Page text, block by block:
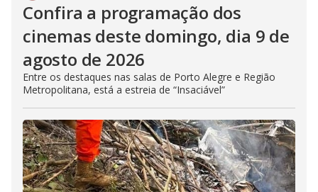
Confira a programação dos
cinemas deste domingo, dia 9 de
agosto de 2026
Entre os destaques nas salas de Porto Alegre e Região
Metropolitana, está a estreia de “Insaciável”